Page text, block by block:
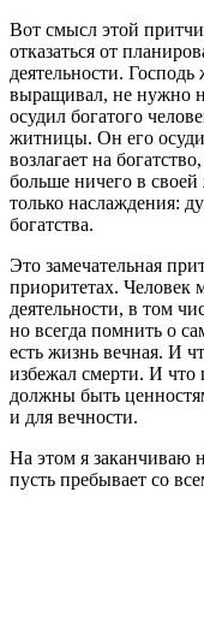
Вот смысл этой
отказаться от
деятельности. Господь
выращивал, не нужно
осудил богатого
житницы. Он его
возлагает на
больше ничего в
только наслаждения:
богатства.
Это замечательная
приоритетах.
деятельности, в том
но всегда помнить о
есть жизнь вечная. И
избежал смерти. И что
должны быть
и для вечности.
На этом я заканчиваю
пусть пребывает со